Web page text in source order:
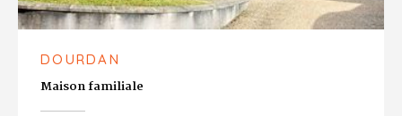
DOURDAN
Maison familiale